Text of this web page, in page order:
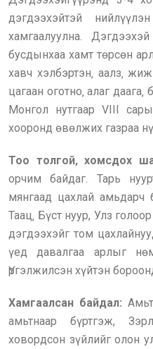
дэгдээхэйтэй
хамгаалуулна. Дэгдээхэ
бусдынхаа хамт төрсөн
хавч хэлбэртэн‚ аалз‚
цагаан оготно‚ алаг
Монгол нутгаар VIII
хооронд өвөлжих газраа
Тоо толгой‚ хомсдох
орчим байдаг. Тарь
мянгаад цахлай амьдарч
Таац‚ Бүст нуур, Улз
дэгдээхэйг том
үед давалгаа арлыг
Үргэлжилсэн хүйтэн
Хамгаалсан байдал:
амьтнаар бүртгэж,
ховордсон зүйлийг олон